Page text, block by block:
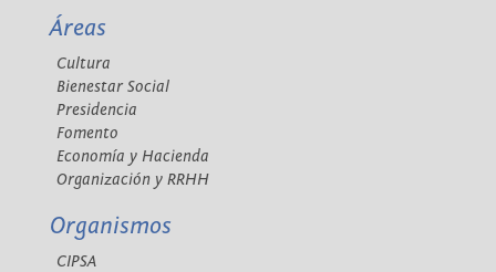
Áreas
Cultura
Bienestar Social
Presidencia
Fomento
Economía y Hacienda
Organización y RRHH
Organismos
CIPSA